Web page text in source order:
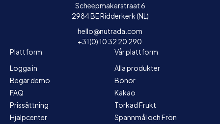
Scheepmakerstraat 6
2984 BE Ridderkerk (NL)
hello@nutrada.com
+31(0) 10 32 20 290
Plattform
Logga in
Begär demo
FAQ
Prissättning
Hjälpcenter
Vår plattform
Alla produkter
Bönor
Kakao
Torkad Frukt
Spannmål och Frön